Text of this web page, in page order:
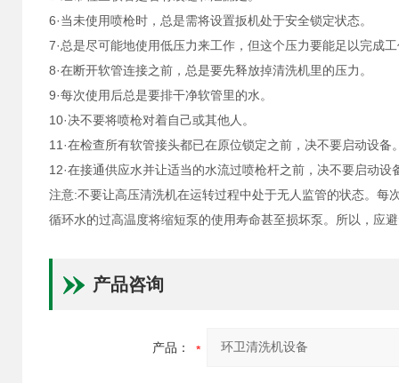
6·当未使用喷枪时，总是需将设置扳机处于安全锁定状态。
7·总是尽可能地使用低压力来工作，但这个压力要能足以完成
8·在断开软管连接之前，总是要先释放掉清洗机里的压力。
9·每次使用后总是要排干净软管里的水。
10·决不要将喷枪对着自己或其他人。
11·在检查所有软管接头都已在原位锁定之前，决不要启动设备
12·在接通供应水并让适当的水流过喷枪杆之前，决不要启动
注意:不要让高压清洗机在运转过程中处于无人监管的状态。
循环水的过高温度将缩短泵的使用寿命甚至损坏泵。所以，应
产品咨询
产品：